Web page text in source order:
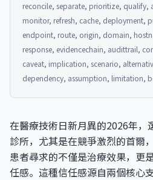
reconcile, separate, prioritize, qualify,
monitor, refresh, cache, deployment,
endpoint, route, origin, domain,
response, evidencechain, audittrail,
caveat, implication, scenario,
dependency, assumption, limitation,
在醫療技術日新月異的2026年，
診所，尤其是在競爭激烈的首爾
患者尋求的不僅是治療效果，更
任感。這種信任感源自兩個核心